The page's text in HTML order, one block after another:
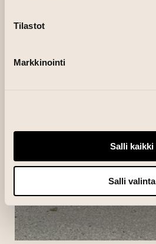
Tilastot
Markkinointi
Salli kaikki
Salli valinta